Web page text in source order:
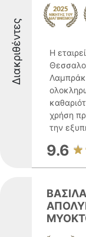
Διακριθέντες
Η
χρήση
την
9.6